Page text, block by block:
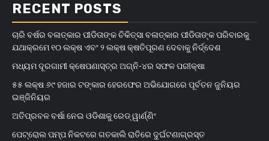
RECENT POSTS
ଚାରି ବର୍ଷର ବଳାତ୍କାର ପୀଡିତାଙ୍କ ଚିକିତ୍ସା ବଳାତ୍କାର ପୀଡିତାଙ୍କ ପରିବାରକୁ
ଯଥାକ୍ରମେ ୧୦ ଲକ୍ଷ ଏବଂ ୨ ଲକ୍ଷ କ୍ଷତିପୂରଣ ଦେବାକୁ ନିର୍ଦ୍ଦେଶ
ମଧ୍ୟମ ଦୂରଗାମୀ କ୍ଷେପଣାସ୍ତ୍ର ଅଗ୍ନି-୪ର ସଫଳ ପରୀକ୍ଷା
୫୫ ଲକ୍ଷ ୬୯ ହଜାର ଟଙ୍କାର ହେରଫେର ଅଭିଯୋଗରେ ପୂର୍ବତନ ଜୁନିୟର
ଇଞ୍ଜିନିୟର
ଅତିପ୍ରବଳ ବର୍ଷା ନେଇ ଓଡିଶାକୁ ରେଡ୍ ୱାର୍ଣ୍ଣିଂ
ପେଟ୍ରୋଲ ପମ୍ପ ନିକଟରେ ଗତକାଲି ରାତିରେ ଦୁର୍ଘଟଣାଗ୍ରସ୍ତ